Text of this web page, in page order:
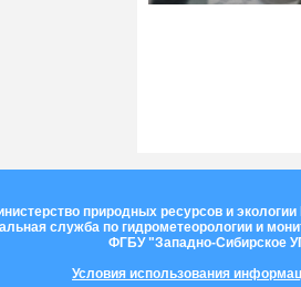
природных ресурсов и
служба по гидрометеорологии и
ФГБУ "Западно-Сибирское
Условия использования